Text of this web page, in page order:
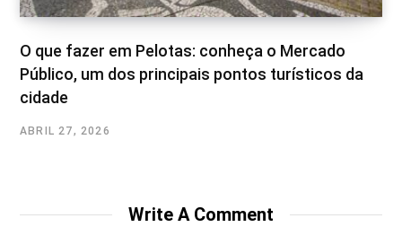
O que fazer em Pelotas: conheça o Mercado
Público, um dos principais pontos turísticos da
cidade
ABRIL 27, 2026
Write A Comment